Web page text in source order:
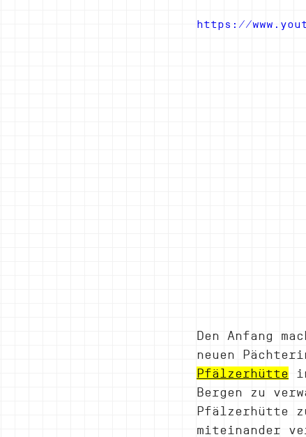
https://
Den Anfang
neuen
Pfälzerhütte
Bergen zu
Pfälzerhütte
miteinander